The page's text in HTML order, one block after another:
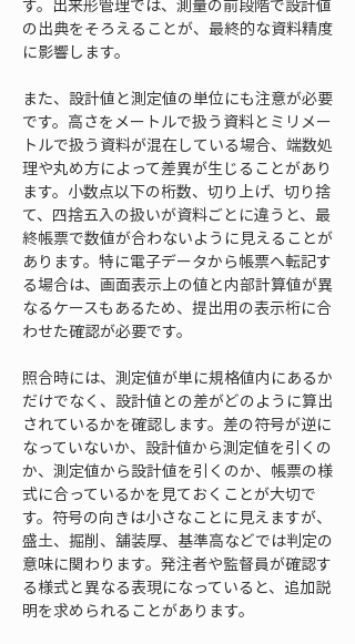
す。出来形管理では、測量の前段階で設計値
の出典をそろえることが、最終的な資料精度
に影響します。
また、設計値と測定値の単位にも注意が必要
です。高さをメートルで扱う資料とミリメー
トルで扱う資料が混在している場合、端数処
理や丸め方によって差異が生じることがあり
ます。小数点以下の桁数、切り上げ、切り捨
て、四捨五入の扱いが資料ごとに違うと、最
終帳票で数値が合わないように見えることが
あります。特に電子データから帳票へ転記す
る場合は、画面表示上の値と内部計算値が異
なるケースもあるため、提出用の表示桁に合
わせた確認が必要です。
照合時には、測定値が単に規格値内にあるか
だけでなく、設計値との差がどのように算出
されているかを確認します。差の符号が逆に
なっていないか、設計値から測定値を引くの
か、測定値から設計値を引くのか、帳票の様
式に合っているかを見ておくことが大切で
す。符号の向きは小さなことに見えますが、
盛土、掘削、舗装厚、基準高などでは判定の
意味に関わります。発注者や監督員が確認す
る様式と異なる表現になっていると、追加説
明を求められることがあります。